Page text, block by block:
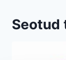
Seotud